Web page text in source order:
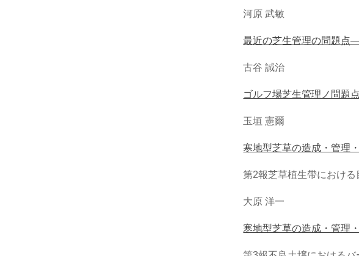
河原 武敏
最近の芝生管理の問題点
古谷 誠治
ゴルフ場芝生管理ノ問題点
玉垣 憲爾
寒地型芝草の造成・管理
第2報芝草植生帶における
大原 洋一
寒地型芝草の造成・管理